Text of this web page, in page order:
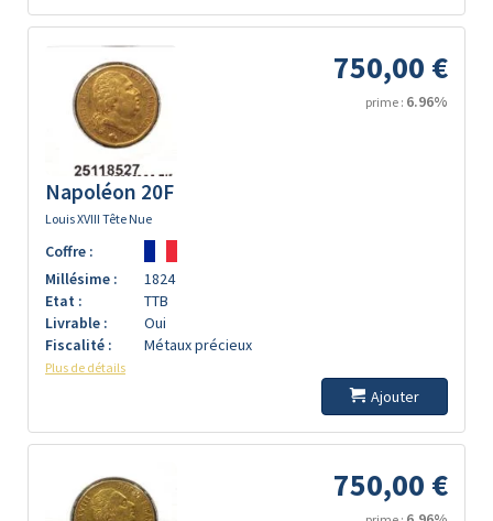
750,00 €
prime : 6.96%
Napoléon 20F
Louis XVIII Tête Nue
Coffre :
Millésime :
1824
Etat :
TTB
Livrable :
Oui
Fiscalité :
Métaux précieux
Plus de détails
Ajouter
750,00 €